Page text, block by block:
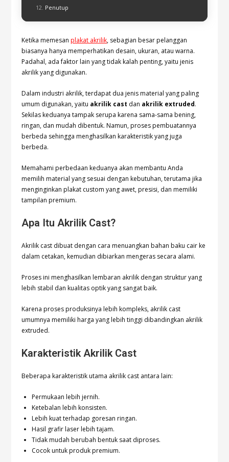
Penutup
Ketika memesanplakat akrilik, sebagian besar pelanggan
biasanya hanya memperhatikan desain, ukuran, atau warna.
Padahal, ada faktor lain yang tidak kalah penting, yaitu jenis
akrilik yang digunakan.
Dalam industri akrilik, terdapat dua jenis material yang paling
umum digunakan, yaitu akrilik cast dan akrilik extruded.
Sekilas keduanya tampak serupa karena sama-sama bening,
ringan, dan mudah dibentuk. Namun, proses pembuatannya
berbeda sehingga menghasilkan karakteristik yang juga
berbeda.
Memahami perbedaan keduanya akan membantu Anda
memilih material yang sesuai dengan kebutuhan, terutama jika
menginginkan plakat custom yang awet, presisi, dan memiliki
tampilan premium.
Apa Itu Akrilik Cast?
Akrilik cast dibuat dengan cara menuangkan bahan baku cair ke
dalam cetakan, kemudian dibiarkan mengeras secara alami.
Proses ini menghasilkan lembaran akrilik dengan struktur yang
lebih stabil dan kualitas optik yang sangat baik.
Karena proses produksinya lebih kompleks, akrilik cast
umumnya memiliki harga yang lebih tinggi dibandingkan akrilik
extruded.
Karakteristik Akrilik Cast
Beberapa karakteristik utama akrilik cast antara lain:
Permukaan lebih jernih.
Ketebalan lebih konsisten.
Lebih kuat terhadap goresan ringan.
Hasil grafir laser lebih tajam.
Tidak mudah berubah bentuk saat diproses.
Cocok untuk produk premium.